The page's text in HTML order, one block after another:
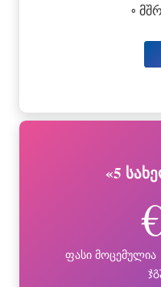
◦
«5
ფასი მოცემულია